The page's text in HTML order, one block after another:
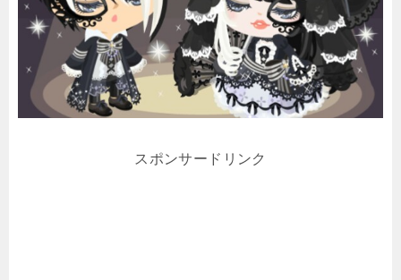
スポンサードリンク